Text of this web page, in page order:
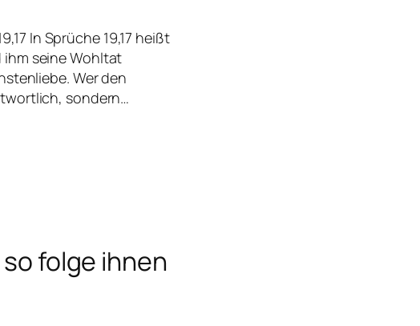
In Sprüche 19,17 heißt
ihm seine Wohltat
Wer den
sondern…
folge ihnen